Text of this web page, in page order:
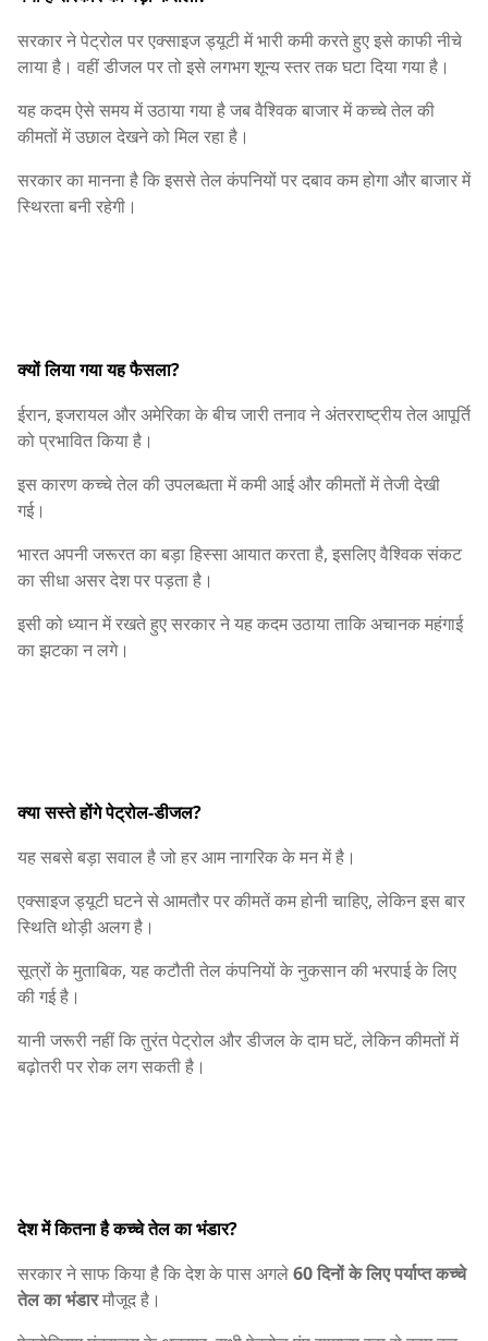
सरकार ने पेट्रोल पर एक्साइज ड्यूटी में भारी कमी करते हुए इसे काफी नीचे
लाया है। वहीं डीजल पर तो इसे लगभग शून्य स्तर तक घटा दिया गया है।
यह कदम ऐसे समय में उठाया गया है जब वैश्विक बाजार में कच्चे तेल की
कीमतों में उछाल देखने को मिल रहा है।
सरकार का मानना है कि इससे तेल कंपनियों पर दबाव कम होगा और बाजार में
स्थिरता बनी रहेगी।
क्यों लिया गया यह फैसला?
ईरान, इजरायल और अमेरिका के बीच जारी तनाव ने अंतरराष्ट्रीय तेल आपूर्ति
को प्रभावित किया है।
इस कारण कच्चे तेल की उपलब्धता में कमी आई और कीमतों में तेजी देखी
गई।
भारत अपनी जरूरत का बड़ा हिस्सा आयात करता है, इसलिए वैश्विक संकट
का सीधा असर देश पर पड़ता है।
इसी को ध्यान में रखते हुए सरकार ने यह कदम उठाया ताकि अचानक महंगाई
का झटका न लगे।
क्या सस्ते होंगे पेट्रोल-डीजल?
यह सबसे बड़ा सवाल है जो हर आम नागरिक के मन में है।
एक्साइज ड्यूटी घटने से आमतौर पर कीमतें कम होनी चाहिए, लेकिन इस बार
स्थिति थोड़ी अलग है।
सूत्रों के मुताबिक, यह कटौती तेल कंपनियों के नुकसान की भरपाई के लिए
की गई है।
यानी जरूरी नहीं कि तुरंत पेट्रोल और डीजल के दाम घटें, लेकिन कीमतों में
बढ़ोतरी पर रोक लग सकती है।
देश में कितना है कच्चे तेल का भंडार?
सरकार ने साफ किया है कि देश के पास अगले60 दिनों के लिए पर्याप्त कच्चे
तेल का भंडारमौजूद है।